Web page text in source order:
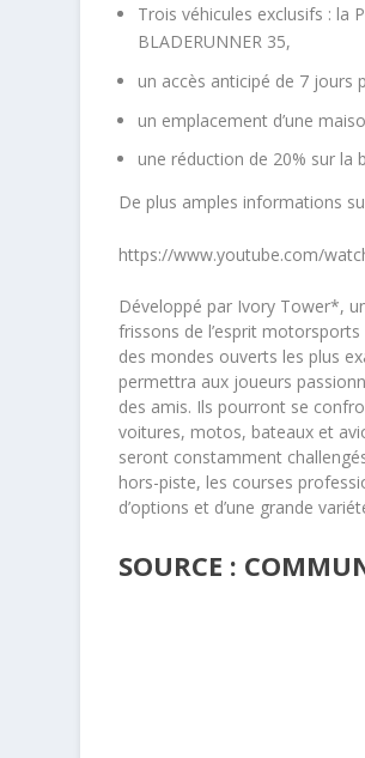
Trois véhicules exclusifs : la
BLADERUNNER 35,
un accès anticipé de 7 jours
un emplacement d’une
une réduction de 20% sur la
De plus amples informations
https://www.youtube.com/
Développé par Ivory Tower*,
frissons de l’esprit
des mondes ouverts les plus
permettra aux joueurs
des amis. Ils pourront se
voitures, motos, bateaux et
seront constamment
hors-piste, les courses
d’options et d’une grande
SOURCE :